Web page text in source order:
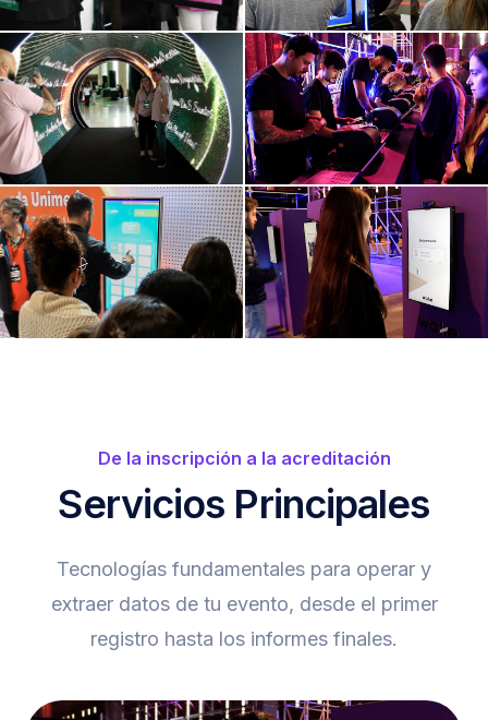
De la inscripción a la acreditación
Servicios Principales
Tecnologías fundamentales para operar y
extraer datos de tu evento, desde el primer
registro hasta los informes finales.